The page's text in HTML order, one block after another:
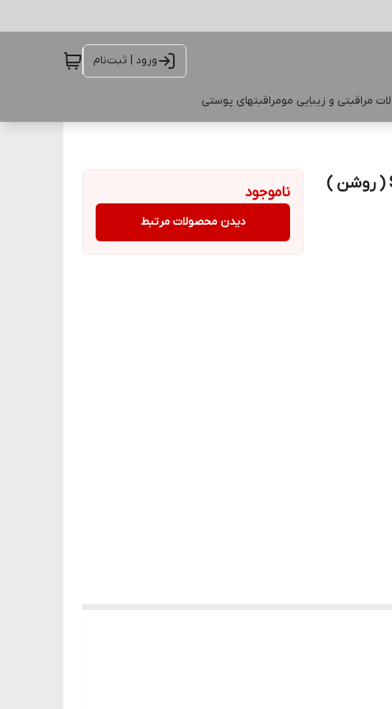
ورود | ثبت‌نام
مراقبتی و زیبایی مومراقبتهای پوستی
کرم پودر دوان اورلستینگ سینک با 30 SPF 35780 ( روشن )
ناموجود
دیدن محصولات مرتبط